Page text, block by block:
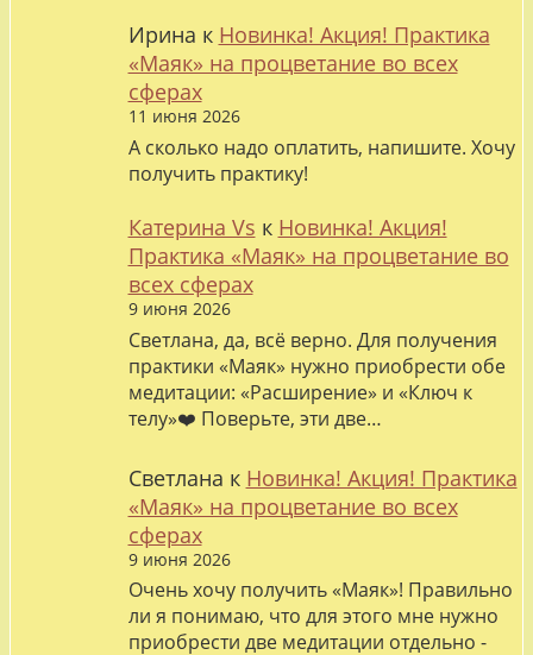
Ирина к Новинка! Акция! Практика
«Маяк» на процветание во всех
сферах
11 июня 2026
А сколько надо оплатить, напишите. Хочу
получить практику!
Катерина Vs к Новинка! Акция!
Практика «Маяк» на процветание во
всех сферах
9 июня 2026
Светлана, да, всё верно. Для получения
практики «Маяк» нужно приобрести обе
медитации: «Расширение» и «Ключ к
телу»❤️ Поверьте, эти две…
Светлана к Новинка! Акция! Практика
«Маяк» на процветание во всех
сферах
9 июня 2026
Очень хочу получить «Маяк»! Правильно
ли я понимаю, что для этого мне нужно
приобрести две медитации отдельно -